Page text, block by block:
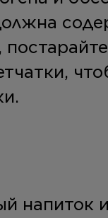
напиток